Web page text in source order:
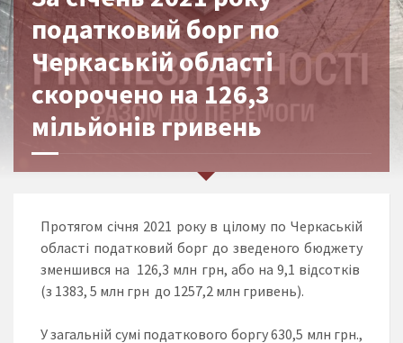
податковий борг по
Черкаській області
скорочено на 126,3
мільйонів гривень
Протягом січня 2021 року в цілому по Черкаській
області податковий борг до зведеного бюджету
зменшився на 126,3 млн грн, або на 9,1 відсотків
(з 1383, 5 млн грн до 1257,2 млн гривень).
У загальній сумі податкового боргу 630,5 млн грн.,